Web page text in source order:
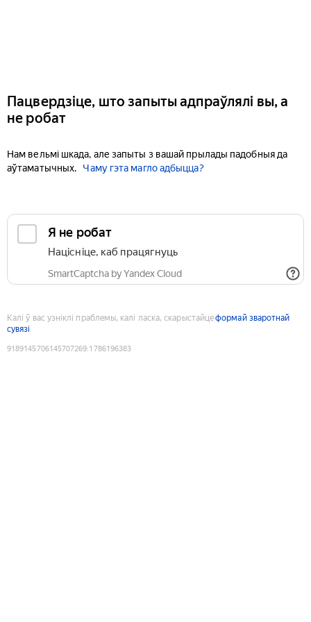
Пацвердзіце, што запыты адпраўлялі вы, а
не робат
Нам вельмі шкада, але запыты з вашай прылады падобныя да
аўтаматычных.
Чаму гэта магло адбыцца?
Я не робат
Націсніце, каб працягнуць
SmartCaptcha by Yandex Cloud
Калі ў вас узніклі праблемы, калі ласка, скарыстайцеформай зваротнай
сувязі
9189145706145707269:1786196383